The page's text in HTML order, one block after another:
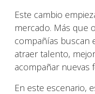
Este cambio
mercado. Más que
compañías buscan
atraer talento,
acompañar nuevas
En este escenario,